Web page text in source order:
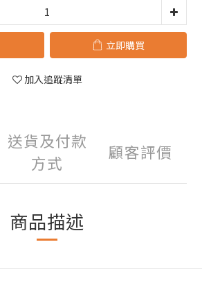
立即購買
加入追蹤清單
送貨及付款
方式
顧客評價
商品描述